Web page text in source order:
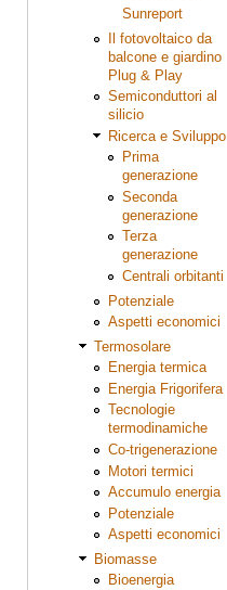
Sunreport
Il fotovoltaico da
balcone e giardino
Plug & Play
Semiconduttori al
silicio
Ricerca e Sviluppo
Prima
generazione
Seconda
generazione
Terza
generazione
Centrali orbitanti
Potenziale
Aspetti economici
Termosolare
Energia termica
Energia Frigorifera
Tecnologie
termodinamiche
Co-trigenerazione
Motori termici
Accumulo energia
Potenziale
Aspetti economici
Biomasse
Bioenergia